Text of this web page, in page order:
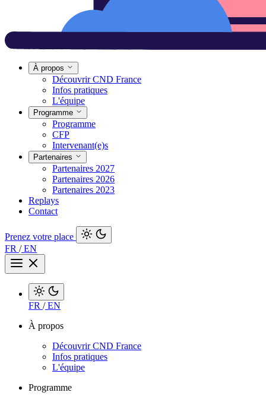
À propos
Découvrir CND France
Infos pratiques
L'équipe
Programme
Programme
CFP
Intervenant(e)s
Partenaires
Partenaires 2027
Partenaires 2026
Partenaires 2023
Replays
Contact
Prenez votre place
FR /EN
FR /EN
À propos
Découvrir CND France
Infos pratiques
L'équipe
Programme